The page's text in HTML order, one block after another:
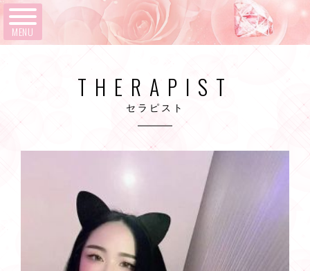
MENU
セラピスト
THERAPIST